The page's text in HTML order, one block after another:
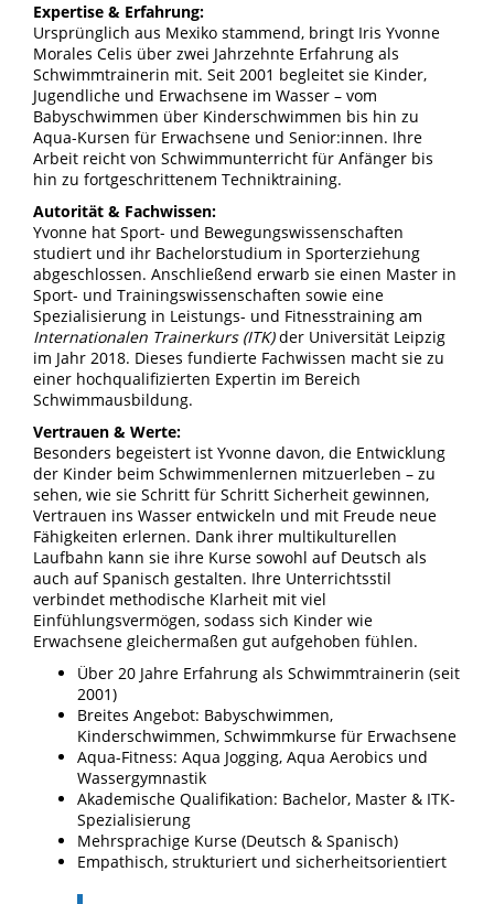
Expertise & Erfahrung:
Ursprünglich aus Mexiko stammend, bringt Iris Yvonne
Morales Celis über zwei Jahrzehnte Erfahrung als
Schwimmtrainerin mit. Seit 2001 begleitet sie Kinder,
Jugendliche und Erwachsene im Wasser – vom
Babyschwimmen über Kinderschwimmen bis hin zu
Aqua-Kursen für Erwachsene und Senior:innen. Ihre
Arbeit reicht von Schwimmunterricht für Anfänger bis
hin zu fortgeschrittenem Techniktraining.
Autorität & Fachwissen:
Yvonne hat Sport- und Bewegungswissenschaften
studiert und ihr Bachelorstudium in Sporterziehung
abgeschlossen. Anschließend erwarb sie einen Master in
Sport- und Trainingswissenschaften sowie eine
Spezialisierung in Leistungs- und Fitnesstraining am
Internationalen Trainerkurs (ITK)der Universität Leipzig
im Jahr 2018. Dieses fundierte Fachwissen macht sie zu
einer hochqualifizierten Expertin im Bereich
Schwimmausbildung.
Vertrauen & Werte:
Besonders begeistert ist Yvonne davon, die Entwicklung
der Kinder beim Schwimmenlernen mitzuerleben – zu
sehen, wie sie Schritt für Schritt Sicherheit gewinnen,
Vertrauen ins Wasser entwickeln und mit Freude neue
Fähigkeiten erlernen. Dank ihrer multikulturellen
Laufbahn kann sie ihre Kurse sowohl auf Deutsch als
auch auf Spanisch gestalten. Ihre Unterrichtsstil
verbindet methodische Klarheit mit viel
Einfühlungsvermögen, sodass sich Kinder wie
Erwachsene gleichermaßen gut aufgehoben fühlen.
Über 20 Jahre Erfahrung als Schwimmtrainerin (seit
2001)
Breites Angebot: Babyschwimmen,
Kinderschwimmen, Schwimmkurse für Erwachsene
Aqua-Fitness: Aqua Jogging, Aqua Aerobics und
Wassergymnastik
Akademische Qualifikation: Bachelor, Master & ITK-
Spezialisierung
Mehrsprachige Kurse (Deutsch & Spanisch)
Empathisch, strukturiert und sicherheitsorientiert